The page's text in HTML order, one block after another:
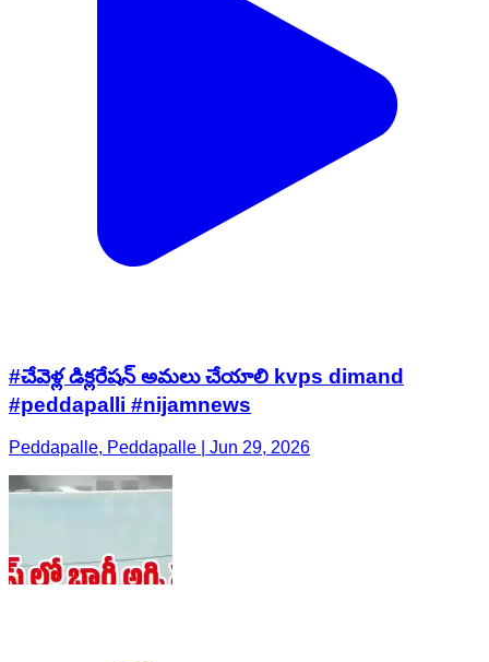
#చేవెళ్ల డిక్లరేషన్ అమలు చేయాలి kvps dimand
#peddapalli #nijamnews
Peddapalle, Peddapalle | Jun 29, 2026